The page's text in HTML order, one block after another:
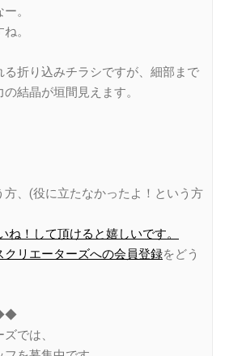
。
。
る折り込みチラシですが、細部まで
結晶が垣間見えます。
、(役に立たなかったよ！という方
ね！して頂けると嬉しいです。
クリエーターズへの会員登録をどう
では、